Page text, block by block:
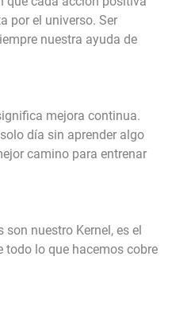
por el universo. Ser
nuestra ayuda de
mejora continua.
día sin aprender algo
camino para entrenar
nuestro Kernel, es el
todo lo que hacemos cobre